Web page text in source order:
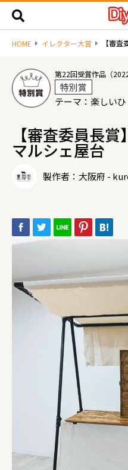
HOME イレクター大賞 【審
第22回受賞作品（2022
特別賞
テーマ：楽しい
【審査委員長
マルシェ屋台
製作者：大阪府 -